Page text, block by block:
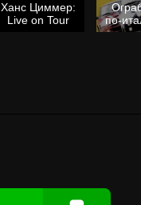
Ханс Циммер:
Live on Tour
по-